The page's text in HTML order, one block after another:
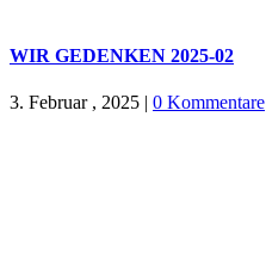
WIR GEDENKEN 2025-02
3. Februar , 2025 | 0 Kommentare